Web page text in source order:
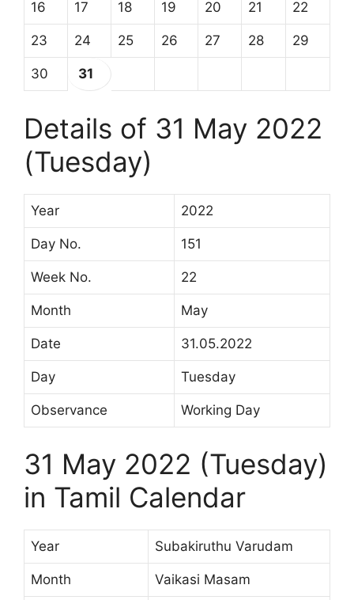
16 17 18 19 20 21 22
23 24 25 26 27 28 29
30 31
Details of 31 May 2022
(Tuesday)
Year 2022
Day No. 151
Week No. 22
Month May
Date 31.05.2022
Day Tuesday
Observance Working Day
31 May 2022 (Tuesday)
in Tamil Calendar
Year Subakiruthu Varudam
Month Vaikasi Masam